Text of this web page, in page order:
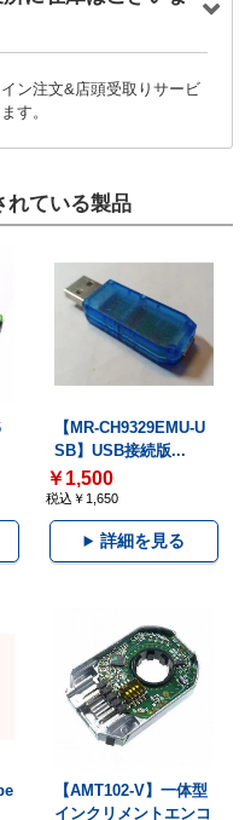
ン注文&店頭受取りサービ
す。
れている製品
【MR-CH9329EMU-U
SB】USB接続版...
￥1,500
税込￥1,650
詳細を見る
【AMT102-V】一体型
インクリメントエンコ